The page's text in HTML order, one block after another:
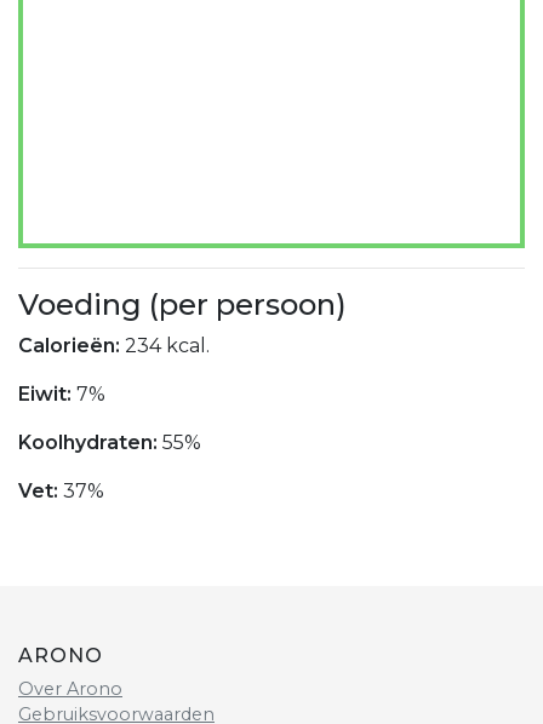
Voeding (per persoon)
Calorieën: 234 kcal.
Eiwit: 7%
Koolhydraten: 55%
Vet: 37%
ARONO
Over Arono
Gebruiksvoorwaarden